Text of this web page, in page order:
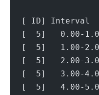
[ ID] Interval
[  5]
[  5]
[  5]
[  5]
[  5]